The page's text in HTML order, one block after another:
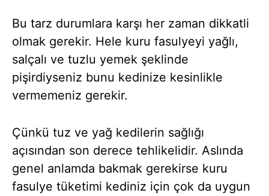
Bu tarz durumlara karşı her zaman dikkatli
olmak gerekir. Hele kuru fasulyeyi yağlı,
salçalı ve tuzlu yemek şeklinde
pişirdiyseniz bunu kedinize kesinlikle
vermemeniz gerekir.
Çünkü tuz ve yağ kedilerin sağlığı
açısından son derece tehlikelidir. Aslında
genel anlamda bakmak gerekirse kuru
fasulye tüketimi kediniz için çok da uygun